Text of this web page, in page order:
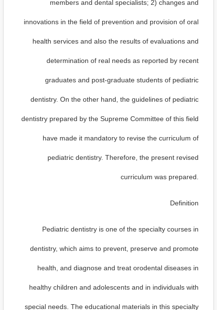
members and dental specialists; 2) changes and
innovations in the field of prevention and provision of oral
health services and also the results of evaluations and
determination of real needs as reported by recent
graduates and post-graduate students of pediatric
dentistry. On the other hand, the guidelines of pediatric
dentistry prepared by the Supreme Committee of this field
have made it mandatory to revise the curriculum of
pediatric dentistry. Therefore, the present revised
curriculum was prepared.
Definition
Pediatric dentistry is one of the specialty courses in
dentistry, which aims to prevent, preserve and promote
health, and diagnose and treat orodental diseases in
healthy children and adolescents and in individuals with
special needs. The educational materials in this specialty